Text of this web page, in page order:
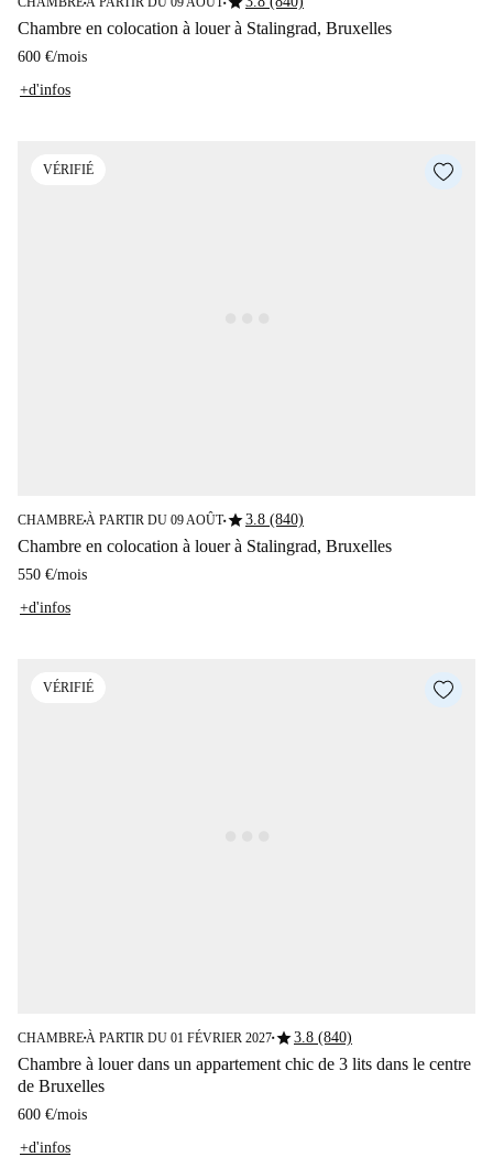
■ ■
Chambre en colocation à louer à Stalingrad, Bruxelles
600 €/mois
+d'infos
VÉRIFIÉ
CHAMBRE■À PARTIR DU 09 AOÛT■star3.8 (840)
Chambre en colocation à louer à Stalingrad, Bruxelles
550 €/mois
+d'infos
VÉRIFIÉ
CHAMBRE■À PARTIR DU 01 FÉVRIER 2027■star3.8 (840)
Chambre à louer dans un appartement chic de 3 lits dans le centre
de Bruxelles
600 €/mois
+d'infos